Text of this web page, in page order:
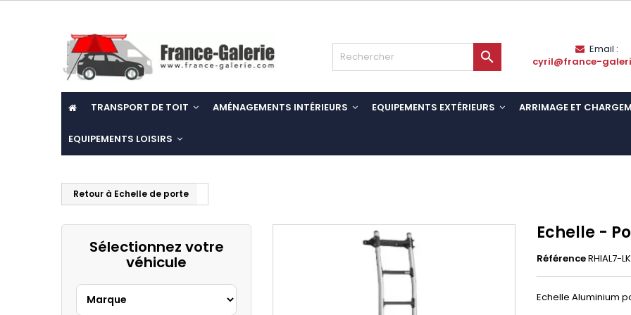

Email :
cyril@france-
TRANSPORT DE TOIT AMÉNAGEMENTS INTÉRIEURS EQUIPEMENTS EXTÉRIEURS ARRIMAGE ET
EQUIPEMENTS LOISIRS
Retour à Echelle de porte
Sélectionnez votre
véhicule
Echelle -
RéférenceRHIAL7-
Echelle Aluminium